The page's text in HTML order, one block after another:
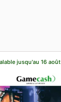
jusqu'au 16 août